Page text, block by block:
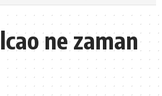
ne zaman